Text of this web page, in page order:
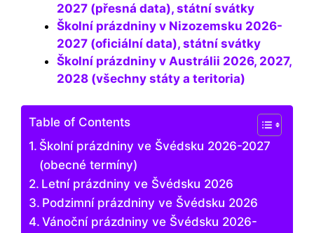
2027 (přesná data), státní svátky
Školní prázdniny v Nizozemsku 2026-
2027 (oficiální data), státní svátky
Školní prázdniny v Austrálii 2026, 2027,
2028 (všechny státy a teritoria)
Table of Contents
Školní prázdniny ve Švédsku 2026-2027
(obecné termíny)
Letní prázdniny ve Švédsku 2026
Podzimní prázdniny ve Švédsku 2026
Vánoční prázdniny ve Švédsku 2026-